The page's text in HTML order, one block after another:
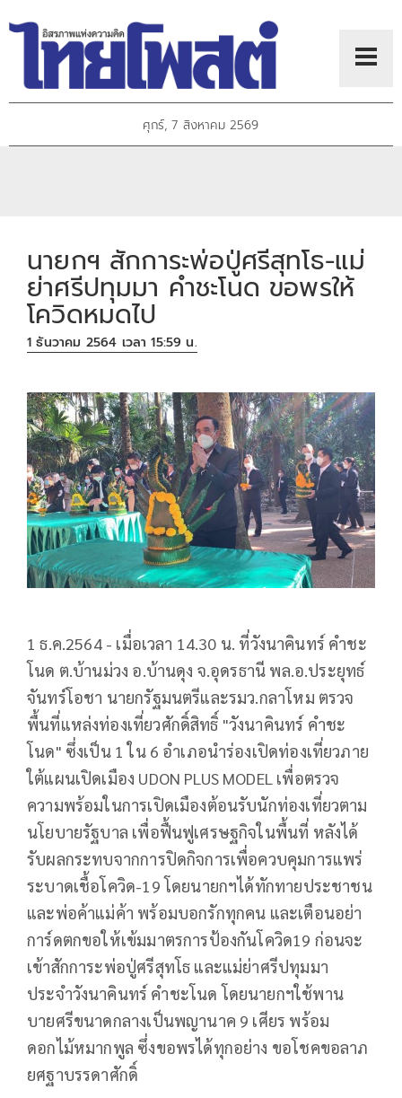
ศุกร์, 7 สิงหาคม 2569
นายกฯ สักการะพ่อปู่ศรีสุทโธ-แม่
ย่าศรีปทุมมา คำชะโนด ขอพรให้
โควิดหมดไป
1 ธันวาคม 2564 เวลา 15:59 น.
1 ธ.ค.2564 - เมื่อเวลา 14.30 น. ที่วังนาคินทร์ คำชะ
โนด ต.บ้านม่วง อ.บ้านดุง จ.อุดรธานี พล.อ.ประยุทธ์
จันทร์โอชา นายกรัฐมนตรีและรมว.กลาโหม ตรวจ
พื้นที่แหล่งท่องเที่ยวศักดิ์สิทธิ์ "วังนาคินทร์ คำชะ
โนด" ซึ่งเป็น 1 ใน 6 อำเภอนำร่องเปิดท่องเที่ยวภาย
ใต้แผนเปิดเมือง UDON PLUS MODEL เพื่อตรวจ
ความพร้อมในการเปิดเมืองต้อนรับนักท่องเที่ยวตาม
นโยบายรัฐบาล เพื่อฟื้นฟูเศรษฐกิจในพื้นที่ หลังได้
รับผลกระทบจากการปิดกิจการเพื่อควบคุมการแพร่
ระบาดเชื้อโควิด-19 โดยนายกฯได้ทักทายประชาชน
และพ่อค้าแม่ค้า พร้อมบอกรักทุกคน และเตือนอย่า
การ์ดตกขอให้เข้มมาตรการป้องกันโควิด19 ก่อนจะ
เข้าสักการะพ่อปู่ศรีสุทโธ และแม่ย่าศรีปทุมมา
ประจำวังนาคินทร์ คำชะโนด โดยนายกฯใช้พาน
บายศรีขนาดกลางเป็นพญานาค 9 เศียร พร้อม
ดอกไม้หมากพูล ซึ่งขอพรได้ทุกอย่าง ขอโชคขอลาภ
ยศฐาบรรดาศักดิ์